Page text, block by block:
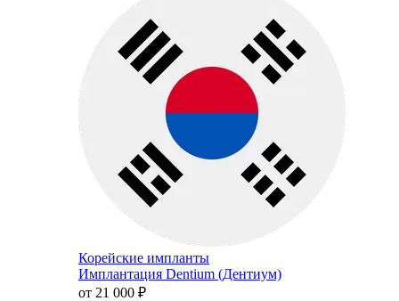
Корейские импланты
Имплантация Dentium (Дентиум)
от 21 000 ₽